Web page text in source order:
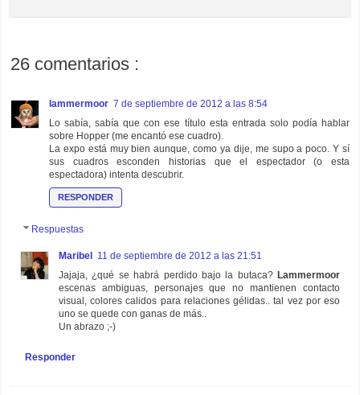
26 comentarios :
lammermoor 7 de septiembre de 2012 a las 8:54
Lo sabía, sabía que con ese título esta entrada solo podía hablar
sobre Hopper (me encantó ese cuadro).
La expo está muy bien aunque, como ya dije, me supo a poco. Y sí
sus cuadros esconden historias que el espectador (o esta
espectadora) intenta descubrir.
RESPONDER
Respuestas
Maribel 11 de septiembre de 2012 a las 21:51
Jajaja, ¿qué se habrá perdido bajo la butaca? Lammermoor
escenas ambiguas, personajes que no mantienen contacto
visual, colores calidos para relaciones gélidas.. tal vez por eso
uno se quede con ganas de más..
Un abrazo ;-)
Responder